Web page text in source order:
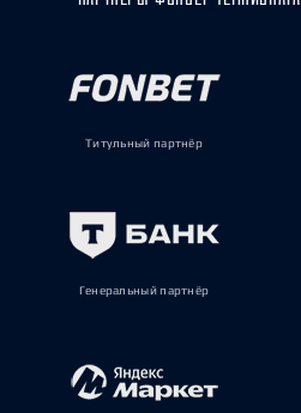
Титульный партнёр
Генеральный партнёр